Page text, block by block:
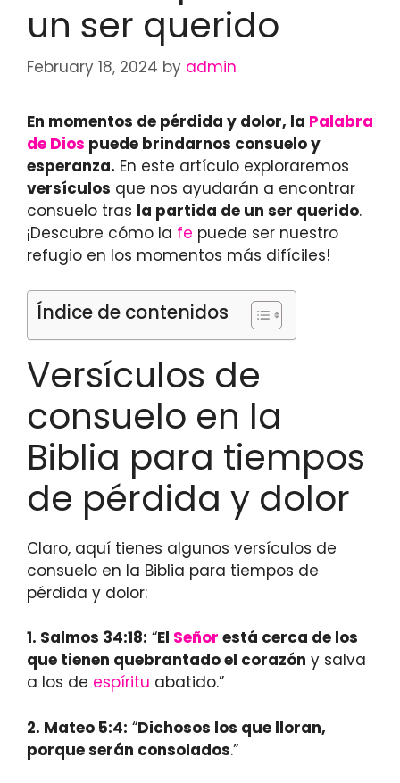
un ser querido
February 18, 2024 by admin
En momentos de pérdida y dolor, la Palabra
de Dios puede brindarnos consuelo y
esperanza. En este artículo exploraremos
versículos que nos ayudarán a encontrar
consuelo tras la partida de un ser querido.
¡Descubre cómo la fe puede ser nuestro
refugio en los momentos más difíciles!
Índice de contenidos
Versículos de
consuelo en la
Biblia para tiempos
de pérdida y dolor
Claro, aquí tienes algunos versículos de
consuelo en la Biblia para tiempos de
pérdida y dolor:
1. Salmos 34:18: “El Señor está cerca de los
que tienen quebrantado el corazón y salva
a los de espíritu abatido.”
2. Mateo 5:4: “Dichosos los que lloran,
porque serán consolados.”